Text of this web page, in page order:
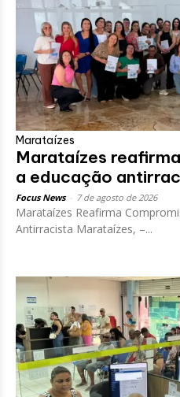
Marataízes
Marataízes
a educação
Focus News 7 de agosto de 2026
Marataízes Reafirma
Antirracista Marataízes, –...